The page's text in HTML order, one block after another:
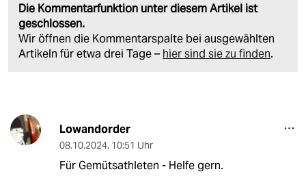
Die Kommentarfunktion unter diesem Artikel ist
geschlossen.
Wir öffnen die Kommentarspalte bei ausgewählten
Artikeln für etwa drei Tage – hier sind sie zu finden.
Lowandorder
08.10.2024, 10:51 Uhr
Für Gemütsathleten - Helfe gern.